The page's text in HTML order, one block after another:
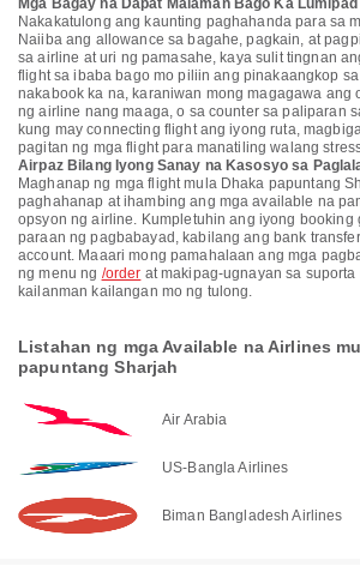
Mga Bagay na Dapat Malaman Bago Ka Lumipad
Nakakatulong ang kaunting paghahanda para sa
Naiiba ang allowance sa bagahe, pagkain, at
sa airline at uri ng pamasahe, kaya sulit tingnan
flight sa ibaba bago mo piliin ang pinakaangkop
nakabook ka na, karaniwan mong magagawa ang
ng airline nang maaga, o sa counter sa paliparan
kung may connecting flight ang iyong ruta,
pagitan ng mga flight para manatiling walang
Airpaz Bilang Iyong Sanay na Kasosyo sa
Maghanap ng mga flight mula Dhaka papuntang
paghahanap at ihambing ang mga available na
opsyon ng airline. Kumpletuhin ang iyong booking
paraan ng pagbabayad, kabilang ang bank
account. Maaari mong pamahalaan ang mga
ng menu ng /order at makipag-ugnayan sa suporta
kailanman kailangan mo ng tulong.
Listahan ng mga Available na Airlines
papuntang Sharjah
Air Arabia
US-Bangla Airlines
Biman Bangladesh Airlines